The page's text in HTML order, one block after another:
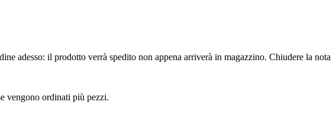
adesso: il prodotto verrà spedito non appena arriverà in magazzino. Chiudere la nota
vengono ordinati più pezzi.